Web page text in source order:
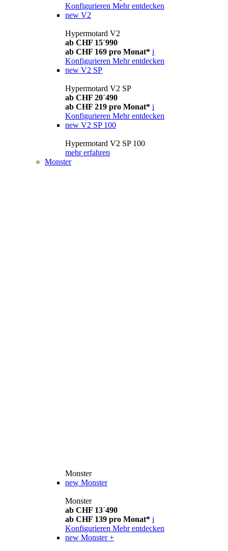
Konfigurieren Mehr entdecken
new V2
Hypermotard V2
ab CHF 15´990
ab CHF 169 pro Monat* i
Konfigurieren Mehr entdecken
new V2 SP
Hypermotard V2 SP
ab CHF 20´490
ab CHF 219 pro Monat* i
Konfigurieren Mehr entdecken
new V2 SP 100
Hypermotard V2 SP 100
mehr erfahren
Monster
Monster
new Monster
Monster
ab CHF 13´490
ab CHF 139 pro Monat* i
Konfigurieren Mehr entdecken
new Monster +